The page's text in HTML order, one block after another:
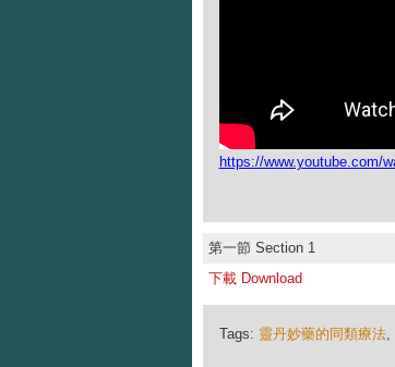
https://www.youtube.com/
第一節 Section 1
下載 Download
Tags: 靈丹妙藥的同類療法,